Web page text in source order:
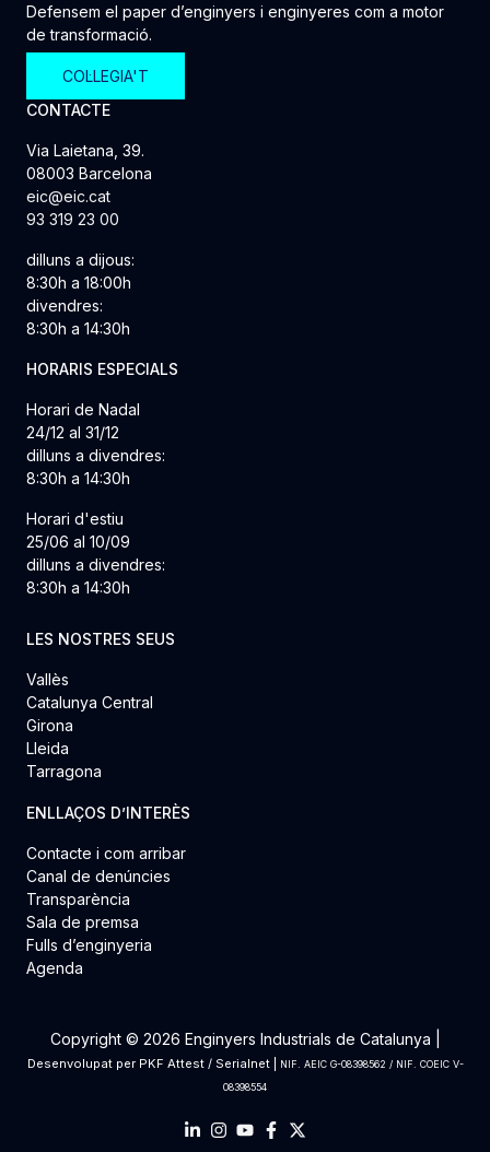
Defensem el paper d’enginyers i enginyeres com a motor
de transformació.
COL·LEGIA'T
CONTACTE
Via Laietana, 39.
08003 Barcelona
eic@eic.cat
93 319 23 00
dilluns a dijous:
8:30h a 18:00h
divendres:
8:30h a 14:30h
HORARIS ESPECIALS
Horari de Nadal
24/12 al 31/12
dilluns a divendres:
8:30h a 14:30h
Horari d'estiu
25/06 al 10/09
dilluns a divendres:
8:30h a 14:30h
LES NOSTRES SEUS
Vallès
Catalunya Central
Girona
Lleida
Tarragona
ENLLAÇOS D’INTERÈS
Contacte i com arribar
Canal de denúncies
Transparència
Sala de premsa
Fulls d’enginyeria
Agenda
Copyright © 2026 Enginyers Industrials de Catalunya |
Desenvolupat per PKF Attest/ Serialnet|
NIF. AEIC G-08398562 / NIF. COEIC V-
08398554